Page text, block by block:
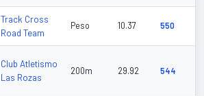
Track Cross
Road Team
Peso 10.37 550
Club Atletismo
Las Rozas
200m 29.92 544